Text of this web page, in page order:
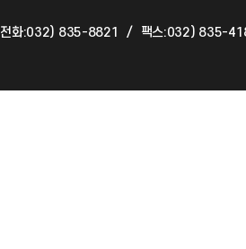
국제교
전화:032) 835-8821 / 팩스:032) 835-